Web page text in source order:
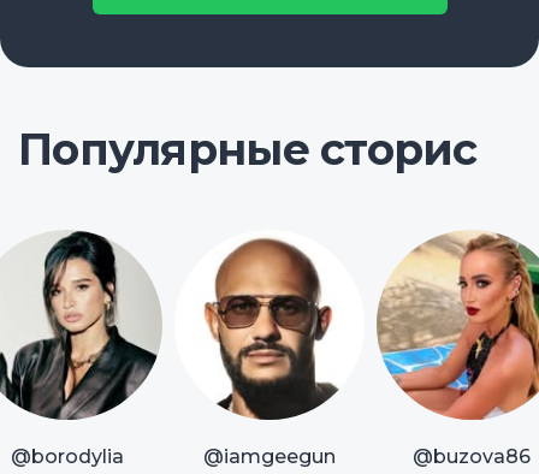
Популярные сторис
@borodylia @iamgeegun @buzova86